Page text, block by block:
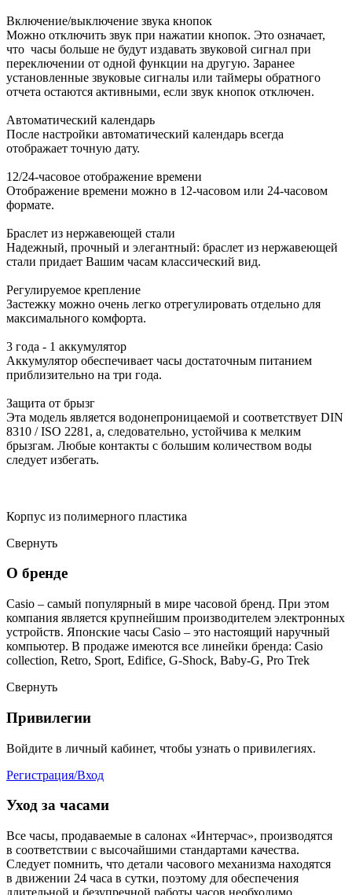
Включение/выключение звука кнопок
Можно отключить звук при нажатии кнопок. Это означает,
что часы больше не будут издавать звуковой сигнал при
переключении от одной функции на другую. Заранее
установленные звуковые сигналы или таймеры обратного
отчета остаются активными, если звук кнопок отключен.
Автоматический календарь
После настройки автоматический календарь всегда
отображает точную дату.
12/24-часовое отображение времени
Отображение времени можно в 12-часовом или 24-часовом
формате.
Браслет из нержавеющей стали
Надежный, прочный и элегантный: браслет из нержавеющей
стали придает Вашим часам классический вид.
Регулируемое крепление
Застежку можно очень легко отрегулировать отдельно для
максимального комфорта.
3 года - 1 аккумулятор
Аккумулятор обеспечивает часы достаточным питанием
приблизительно на три года.
Защита от брызг
Эта модель является водонепроницаемой и соответствует DIN
8310 / ISO 2281, а, следовательно, устойчива к мелким
брызгам. Любые контакты с большим количеством воды
следует избегать.
Корпус из полимерного пластика
Свернуть
О бренде
Casio – самый популярный в мире часовой бренд. При этом
компания является крупнейшим производителем электронных
устройств. Японские часы Casio – это настоящий наручный
компьютер. В продаже имеются все линейки бренда: Casio
collection, Retro, Sport, Edifice, G-Shock, Baby-G, Pro Trek
Свернуть
Привилегии
Войдите в личный кабинет, чтобы узнать о привилегиях.
Регистрация/Вход
Уход за часами
Все часы, продаваемые в салонах «Интерчас», производятся
в соответствии с высочайшими стандартами качества.
Следует помнить, что детали часового механизма находятся
в движении 24 часа в сутки, поэтому для обеспечения
длительной и безупречной работы часов необходимо